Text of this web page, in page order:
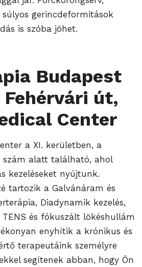
súlyos gerincdeformitások
is szóba jöhet.
Budapest
út,
Center
a XI. kerületben, a
szám alatt található, ahol
kezeléseket nyújtunk.
tartozik a Galvánáram és
Diadynamik kezelés,
és fókuszált lökéshullám
enyhítik a krónikus és
terapeutáink személyre
segítenek abban, hogy Ön